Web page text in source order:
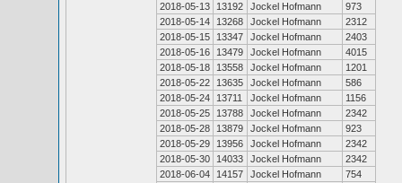
2018-05-13
13192 Jockel Hofmann
973
2018-05-14
13268 Jockel Hofmann
2312
2018-05-15
13347 Jockel Hofmann
2403
2018-05-16
13479 Jockel Hofmann
4015
2018-05-18
13558 Jockel Hofmann
1201
2018-05-22
13635 Jockel Hofmann
586
2018-05-24
13711 Jockel Hofmann
1156
2018-05-25
13788 Jockel Hofmann
2342
2018-05-28
13879 Jockel Hofmann
923
2018-05-29
13956 Jockel Hofmann
2342
2018-05-30
14033 Jockel Hofmann
2342
2018-06-04
14157 Jockel Hofmann
754